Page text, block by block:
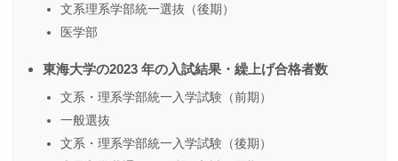
文系理系学部統一選抜（後期）
医学部
東海大学の2023 年の入試結果・繰上げ合格者数
文系・理系学部統一入学試験（前期）
一般選抜
文系・理系学部統一入学試験（後期）